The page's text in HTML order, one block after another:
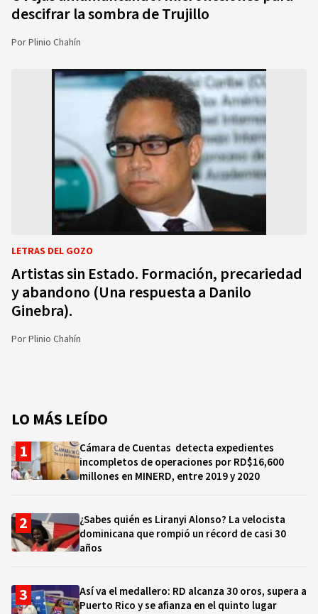
descifrar la sombra de Trujillo
PorPlinio Chahín
LETRAS DEL GOZO
Artistas sin Estado. Formación, precariedad
y abandono (Una respuesta a Danilo
Ginebra).
PorPlinio Chahín
LO MÁS LEÍDO
Cámara de Cuentas detecta expedientes
incompletos de operaciones por RD$16,600
millones en MINERD, entre 2019 y 2020
¿Sabes quién es Liranyi Alonso? La velocista
dominicana que rompió un récord de casi 30
años
Así va el medallero: RD alcanza 30 oros, supera a
Puerto Rico y se afianza en el quinto lugar